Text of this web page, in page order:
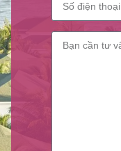
NPP Lilian Beauty